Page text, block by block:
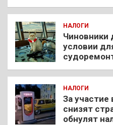
НАЛОГИ
Чиновники
условии
НАЛОГИ
За
снизят
обнулят